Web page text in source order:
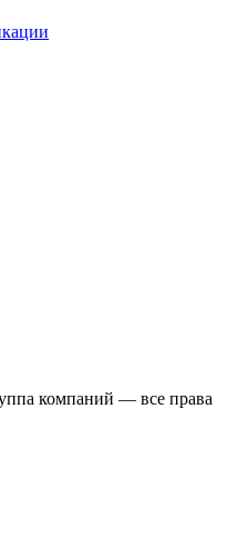
компаний — все права